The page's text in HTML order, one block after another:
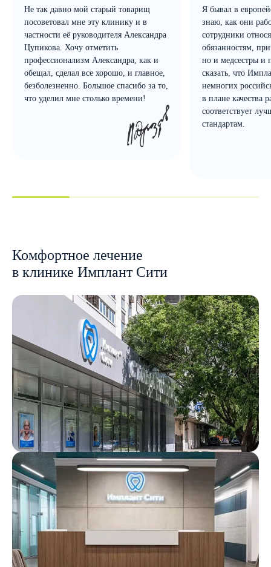
Не так давно мой старый товарищ
посоветовал мне эту клинику и в
частности её руководителя Александра
Цупикова. Хочу отметить
профессионализм Александра, как и
обещал, сделал все хорошо, и главное,
безболезненно. Большое спасибо за то,
что уделил мне столько времени!
Я бывал в
знаю, как они
сотрудники
обязанностям,
но и медсестры и
сказать, что
немногих
в плане качества
соответствует
стандартам.
Комфортное лечение
в клинике Имплант Сити